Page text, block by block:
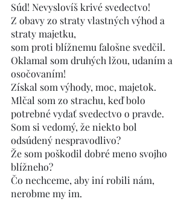
Súd! Nevyslovíš krivé svedectvo!
Z obavy zo straty vlastných výhod a
straty majetku,
som proti blížnemu falošne svedčil.
Oklamal som druhých lžou, udaním a
osočovaním!
Získal som výhody, moc, majetok.
Mlčal som zo strachu, keď bolo
potrebné vydať svedectvo o pravde.
Som si vedomý, že niekto bol
odsúdený nespravodlivo?
Že som poškodil dobré meno svojho
blížneho?
Čo nechceme, aby iní robili nám,
nerobme my im.